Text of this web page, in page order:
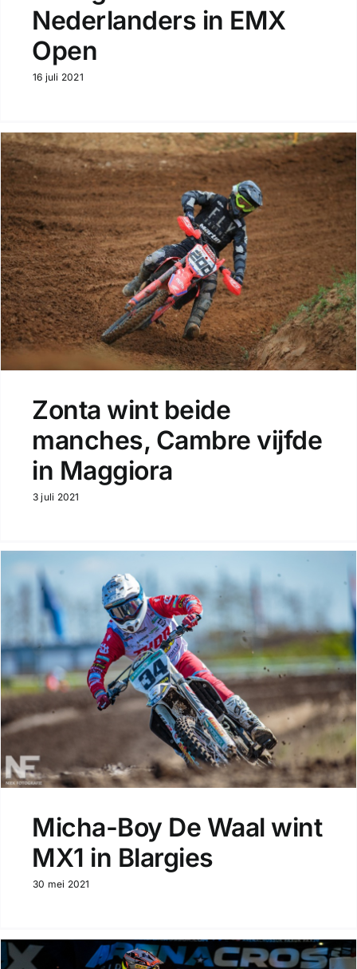
Nederlanders in EMX
Open
16 juli 2021
Zonta wint beide
manches, Cambre vijfde
in Maggiora
3 juli 2021
Micha-Boy De Waal wint
MX1 in Blargies
30 mei 2021